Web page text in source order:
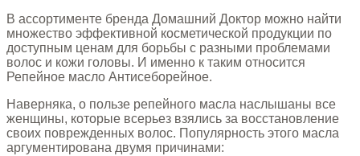
В ассортименте бренда Домашний Доктор можно найти
множество эффективной косметической продукции по
доступным ценам для борьбы с разными проблемами
волос и кожи головы. И именно к таким относится
Репейное масло Антисеборейное.
Наверняка, о пользе репейного масла наслышаны все
женщины, которые всерьез взялись за восстановление
своих поврежденных волос. Популярность этого масла
аргументирована двумя причинами: